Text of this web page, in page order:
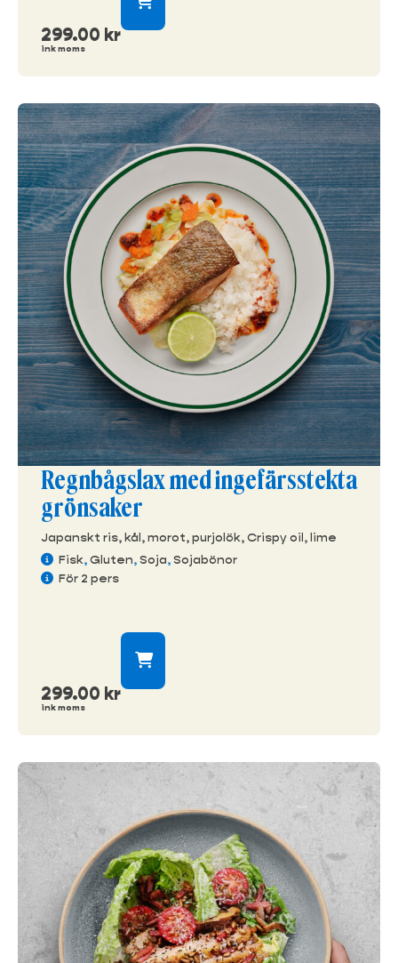
299.00 kr
ink moms
Regnbågslax med ingefärsstekta
grönsaker
Japanskt ris, kål, morot, purjolök, Crispy oil, lime
Fisk,Gluten,Soja,Sojabönor
För 2 pers
299.00 kr
ink moms